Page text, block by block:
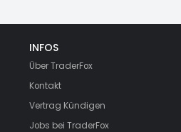
INFOS
Über TraderFox
Kontakt
Vertrag Kündigen
Jobs bei TraderFox